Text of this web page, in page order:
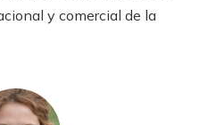
y comercial de la